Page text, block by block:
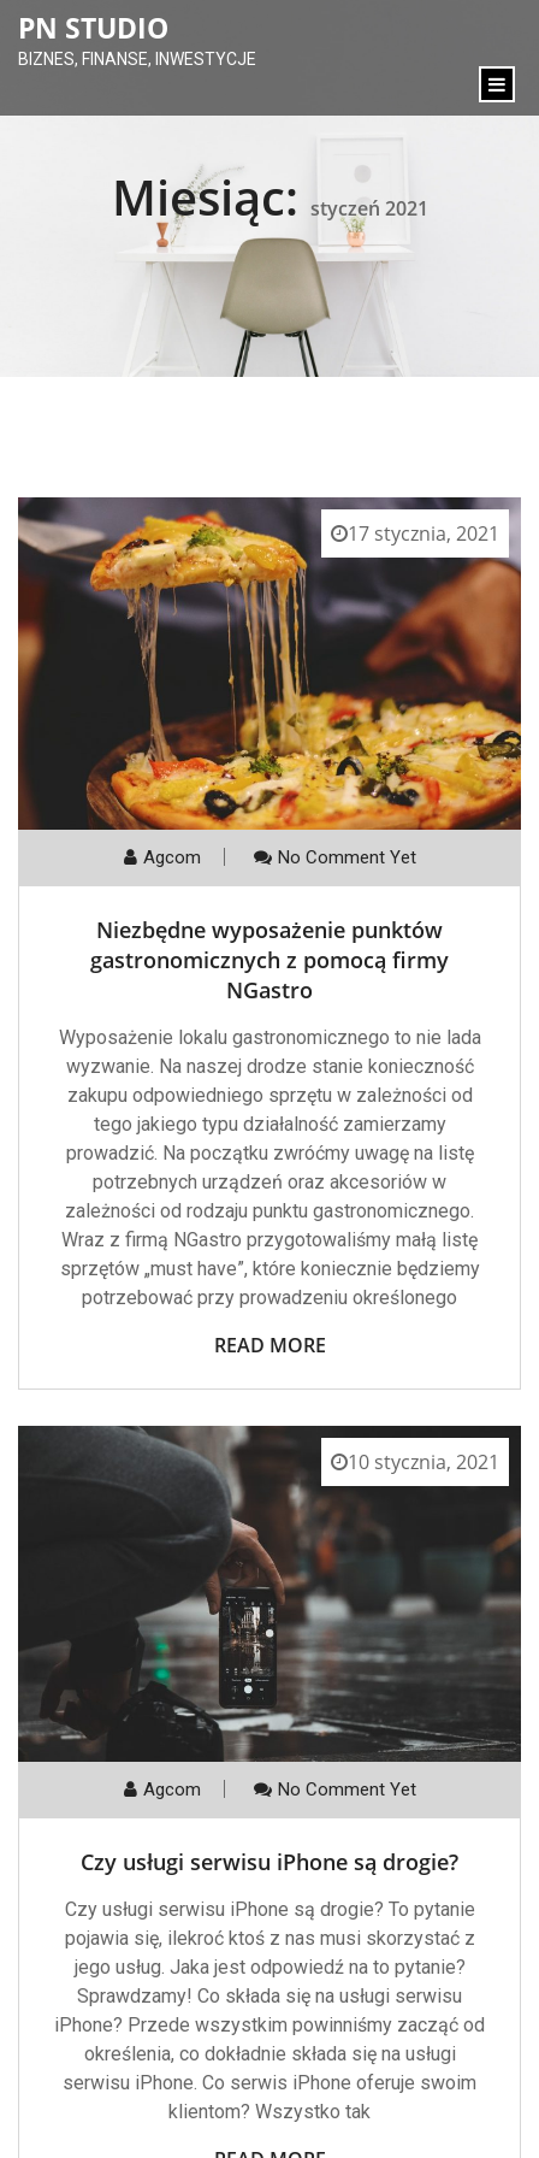
PN STUDIO
BIZNES, FINANSE, INWESTYCJE
Miesiąc: styczeń 2021
17 stycznia, 2021
Agcom No Comment Yet
Niezbędne wyposażenie punktów
gastronomicznych z pomocą firmy
NGastro
Wyposażenie lokalu gastronomicznego to nie lada
wyzwanie. Na naszej drodze stanie konieczność
zakupu odpowiedniego sprzętu w zależności od
tego jakiego typu działalność zamierzamy
prowadzić. Na początku zwróćmy uwagę na listę
potrzebnych urządzeń oraz akcesoriów w
zależności od rodzaju punktu gastronomicznego.
Wraz z firmą NGastro przygotowaliśmy małą listę
sprzętów „must have”, które koniecznie będziemy
potrzebować przy prowadzeniu określonego
READ MORE
10 stycznia, 2021
Agcom No Comment Yet
Czy usługi serwisu iPhone są drogie?
Czy usługi serwisu iPhone są drogie? To pytanie
pojawia się, ilekroć ktoś z nas musi skorzystać z
jego usług. Jaka jest odpowiedź na to pytanie?
Sprawdzamy! Co składa się na usługi serwisu
iPhone? Przede wszystkim powinniśmy zacząć od
określenia, co dokładnie składa się na usługi
serwisu iPhone. Co serwis iPhone oferuje swoim
klientom? Wszystko tak